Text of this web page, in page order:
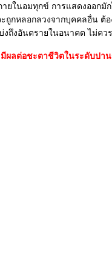
ยในอมทุกข์ การแสดงออกมั
ถูกหลอกลวงจากบุคคลอื่น ต้อ
ถึงอันตรายในอนาคต ไม่คว
ผลต่อชะตาชีวิตในระดับปา